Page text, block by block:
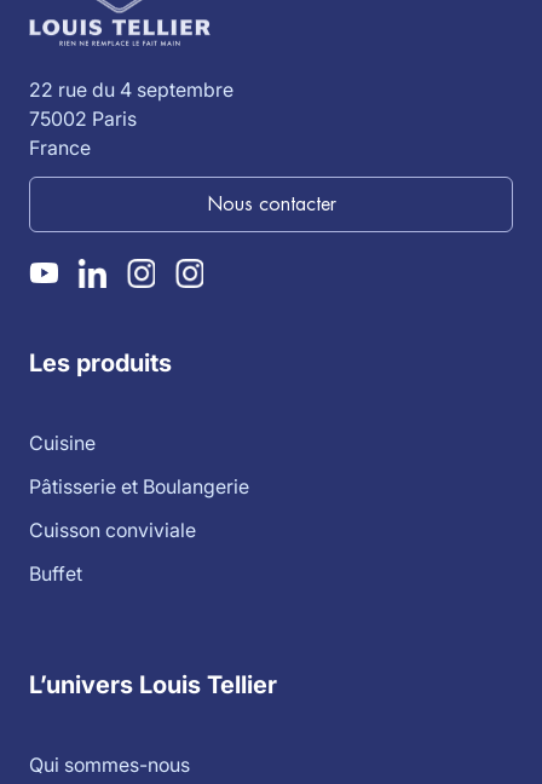
22 rue du 4 septembre
75002 Paris
France
Nous contacter
Les produits
Cuisine
Pâtisserie et Boulangerie
Cuisson conviviale
Buffet
L’univers Louis Tellier
Qui sommes-nous